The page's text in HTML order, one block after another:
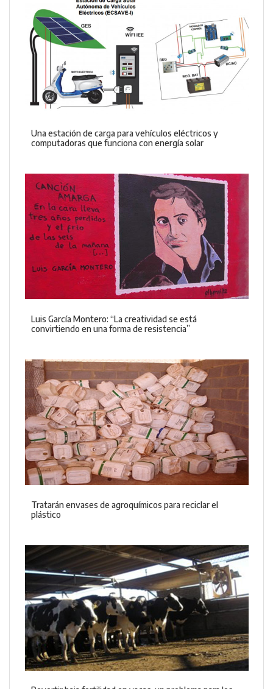
Una estación de carga para vehículos eléctricos y
computadoras que funciona con energía solar
Luis García Montero: “La creatividad se está
convirtiendo en una forma de resistencia”
Tratarán envases de agroquímicos para reciclar el
plástico